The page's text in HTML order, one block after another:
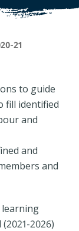
21
to guide
fill identified
and
and
and
2026)